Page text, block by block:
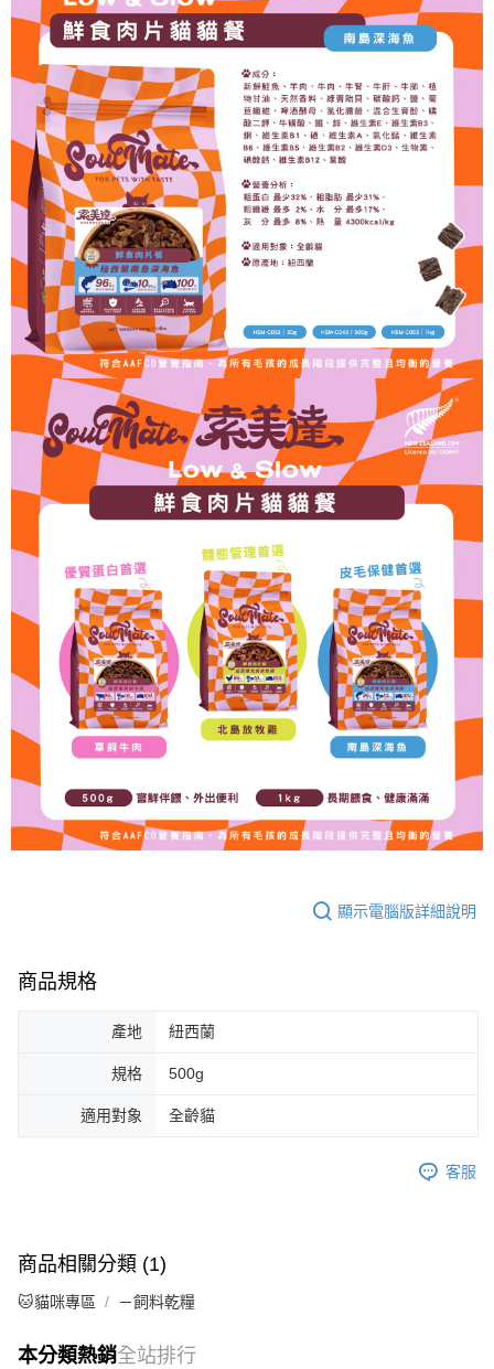
顯示電腦版詳細說明
商品規格
產地 紐西蘭
規格 500g
適用對象 全齡貓
客服
商品相關分類 (1)
🐱貓咪專區 －飼料乾糧
本分類熱銷全站排行